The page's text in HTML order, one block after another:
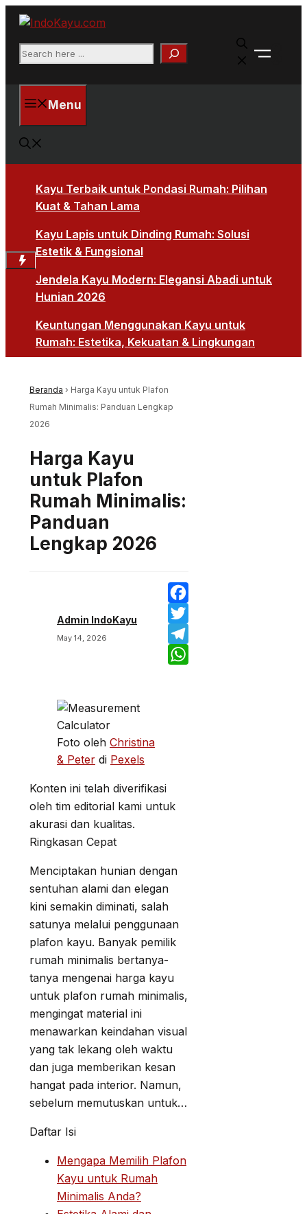
Skip
content
Search
X
Menu
Kayu Terbaik untuk Pondasi Rumah: Pilihan
Kuat & Tahan Lama
Kayu Lapis untuk Dinding Rumah: Solusi
Estetik & Fungsional
Jendela Kayu Modern: Elegansi Abadi untuk
Hunian 2026
Keuntungan Menggunakan Kayu untuk
Rumah: Estetika, Kekuatan & Lingkungan
Beranda › Harga Kayu untuk Plafon
Rumah Minimalis: Panduan Lengkap
2026
Harga Kayu
untuk Plafon
Rumah Minimalis:
Panduan
Lengkap 2026
Admin IndoKayu
May 14, 2026
Facebook
Twitter
Telegram
Foto oleh Christina
& Peter di Pexels
Konten ini telah diverifikasi
oleh tim editorial kami untuk
akurasi dan kualitas.
Ringkasan Cepat
Menciptakan hunian dengan
sentuhan alami dan elegan
kini semakin diminati, salah
satunya melalui penggunaan
plafon kayu. Banyak pemilik
rumah minimalis bertanya-
tanya mengenai harga kayu
untuk plafon rumah minimalis,
mengingat material ini
menawarkan keindahan visual
yang tak lekang oleh waktu
dan juga memberikan kesan
hangat pada interior. Namun,
sebelum memutuskan untuk…
Daftar Isi
Mengapa Memilih Plafon
Kayu untuk Rumah
Minimalis Anda?